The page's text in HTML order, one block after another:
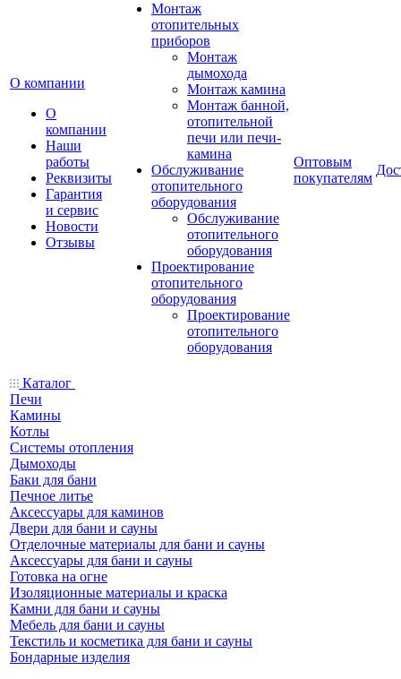
О компании
О
компании
Наши
работы
Реквизиты
Гарантия
и сервис
Новости
Отзывы
Монтаж
отопительных
приборов
Монтаж
дымохода
Монтаж камина
Монтаж банной,
отопительной
печи или печи-
камина
Обслуживание
отопительного
оборудования
Обслуживание
отопительного
оборудования
Проектирование
отопительного
оборудования
Проектирование
отопительного
оборудования
Оптовым
покупателям
Каталог
Печи
Камины
Котлы
Системы отопления
Дымоходы
Баки для бани
Печное литье
Аксессуары для каминов
Двери для бани и сауны
Отделочные материалы для бани и сауны
Аксессуары для бани и сауны
Готовка на огне
Изоляционные материалы и краска
Камни для бани и сауны
Мебель для бани и сауны
Текстиль и косметика для бани и сауны
Бондарные изделия